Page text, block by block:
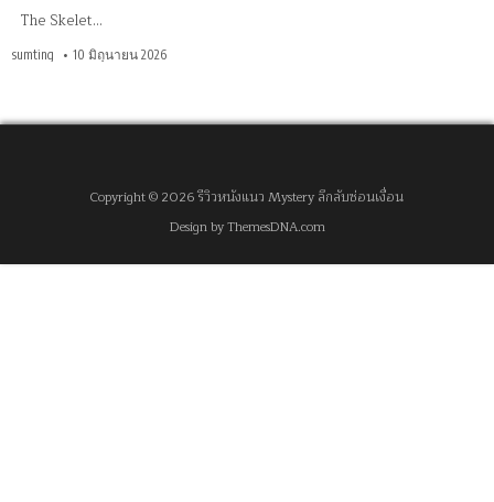
The Skelet…
sumting 10 มิถุนายน 2026
Copyright © 2026 รีวิวหนังแนว Mystery ลึกลับซ่อนเงื่อน
Design by ThemesDNA.com